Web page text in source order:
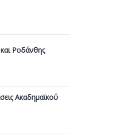
Ροδάνθης
Ακαδημαϊκού